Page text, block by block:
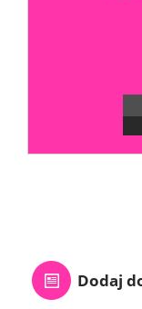
Dodaj